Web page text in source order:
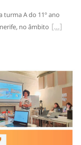
turma A do 11º ano
no âmbito